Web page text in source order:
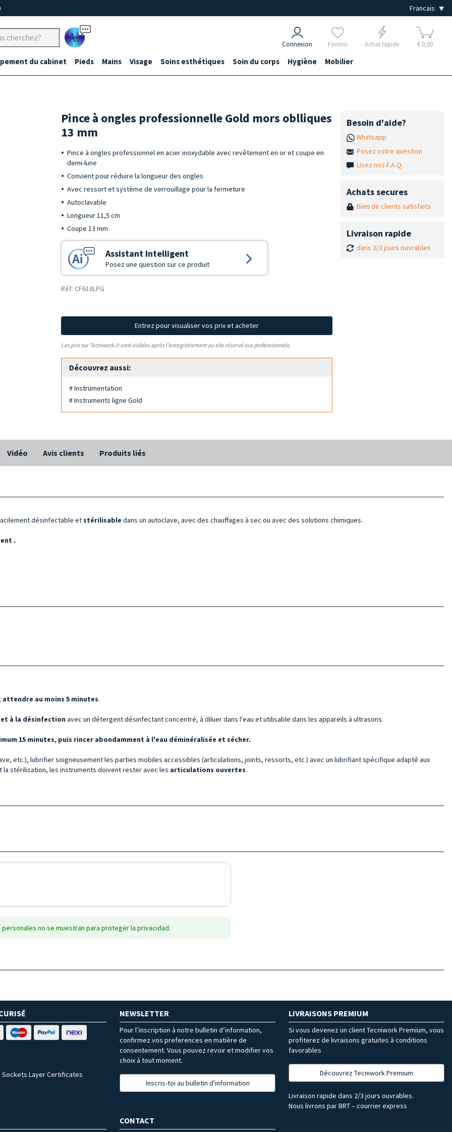
Ai Connexion Favoris Achat rapide € 0,00
du cabinet Pieds Mains Visage Soins esthétiques Soin du corps Hygiène Mobilier
Pince à ongles professionnelle Gold mors oblliques
13 mm
Pince à ongles professionnel en acier inoxydable avec revêtement en or et coupe en
demi-lune
Convient pour réduire la longueur des ongles
Avec ressort et système de verrouillage pour la fermeture
Autoclavable
Longueur 11,5 cm
Coupe 13 mm
Assistant Intelligent
Posez une question sur ce produit
Réf: CF616LPG
Entrez pour visualiser vos prix et acheter
Les prix sur Tecniwork.it sont visibles après l'enregistrement au site réservé aux professionnels.
Découvrez aussi:
# Instrumentation
# Instruments ligne Gold
Besoin d'aide?
Whatsapp
Posez votre question
Lisez nos F.A.Q.
Achats secures
Bien de clients satisfaits
Livraison rapide
dans 2/3 jours ouvrables
Vidéo Avis clients Produits liés
désinfectable etstérilisable dans un autoclave, avec des chauffages à sec ou avec des solutions chimiques.
.
attendre au moins 5 minutes.
à la désinfection avec un détergent désinfectant concentré, à diluer dans l'eau et utilisable dans les appareils à ultrasons.
15 minutes, puis rincer abondamment à l'eau déminéralisée et sécher.
etc.), lubrifier soigneusement les parties mobiles accessibles (articulations, joints, ressorts, etc.) avec un lubrifiant spécifique adapté aux
la stérilisation, les instruments doivent rester avec les articulations ouvertes.
no se muestran para proteger la privacidad.
Sockets Layer Certificates
NEWSLETTER
Pour l’inscription à notre bulletin d’information,
confirmez vos preferences en matière de
consentement. Vous pouvez revoir et modifier vos
choix à tout moment.
Inscris-toi au bulletin d'information
LIVRAISONS PREMIUM
Si vous devenez un client Tecniwork Premium, vous
profiterez de livraisons gratuites à conditions
favorables
Découvrez Tecniwork Premium
Livraison rapide dans 2/3 jours ouvrables.
Nous livrons par BRT – courrier express
CONTACT